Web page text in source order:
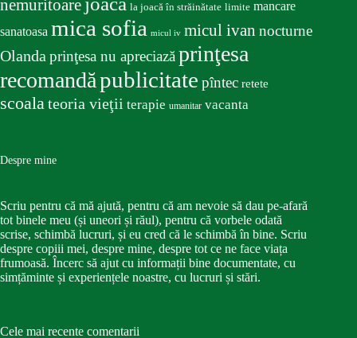
nemuritoare
la joacă în străinătate limite mancare
sanatoasa mica sofia micul iv micul ivan nocturne
Olandaprinţesa nu apreciazăprinţesa
recomandăpublicitate pîntec retete
scoalateoria vieţii terapie umanitar vacanta
Despre mine
Scriu pentru că mă ajută, pentru că am nevoie să dau pe-afară
tot binele meu (și uneori și răul), pentru că vorbele odată
scrise, schimbă lucruri, și eu cred că le schimbă în bine. Scriu
despre copiii mei, despre mine, despre tot ce ne face viața
frumoasă. Încerc să ajut cu informații bine documentate, cu
simțăminte și experiențele noastre, cu lucruri și stări.
Cele mai recente comentarii